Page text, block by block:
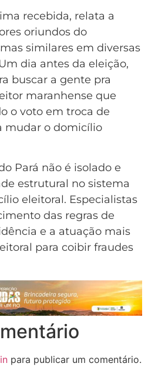
recebida, relata a
oriundos do
similares em diversas
dia antes da eleição,
buscar a gente pra
maranhense que
o voto em troca de
mudar o domicílio
Pará não é isolado e
estrutural no sistema
eleitoral. Especialistas
das regras de
e a atuação mais
para coibir fraudes
para publicar um comentário.